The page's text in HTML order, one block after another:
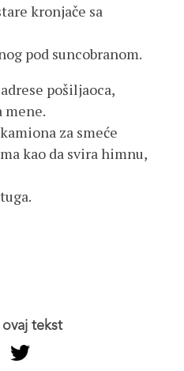
kronjače sa
pod suncobranom.
pošiljaoca,
mene.
za smeće
kao da svira himnu,
ovaj tekst